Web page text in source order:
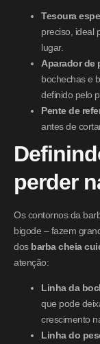
Tesoura
preciso, ideal
lugar.
Aparador de
bochechas e
definido pelo
Pente de
antes de
perder
Os contornos da
bigode – fazem
dos barba cheia
atenção:
Linha da
que pode
crescimento
Linha do